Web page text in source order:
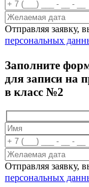
Отправляя заявку,
персональных
Заполните
для записи на
в класс №2
Отправляя заявку,
персональных